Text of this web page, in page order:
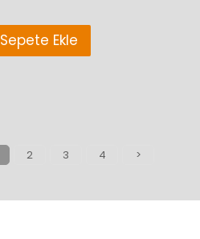
Sepete Ekle
2 3 4 >